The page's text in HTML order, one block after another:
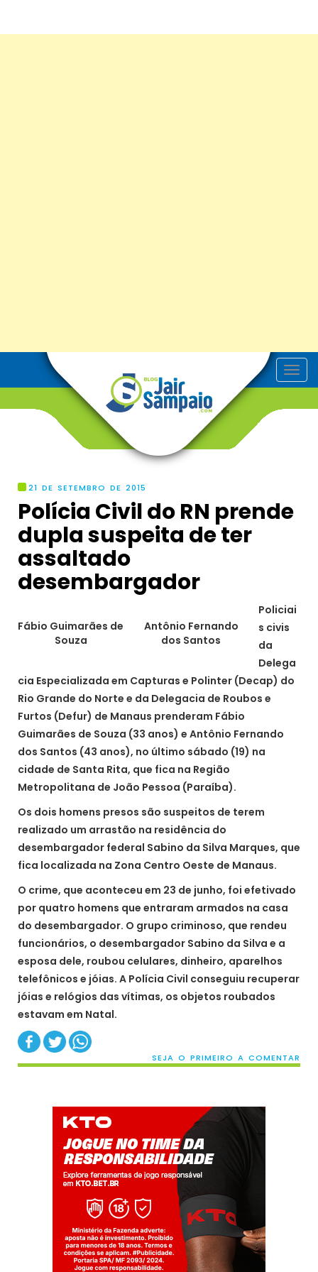
T
o
t
i
21 DE SETEMBRO DE 2015
Polícia Civil do RN prende
dupla suspeita de ter
assaltado
desembargador
Fábio Guimarães de
Souza
Antônio Fernando
dos Santos
Policiai
s civis
da
Delega
cia Especializada em Capturas e Polinter (Decap) do
Rio Grande do Norte e da Delegacia de Roubos e
Furtos (Defur) de Manaus prenderam Fábio
Guimarães de Souza (33 anos) e Antônio Fernando
dos Santos (43 anos), no último sábado (19) na
cidade de Santa Rita, que fica na Região
Metropolitana de João Pessoa (Paraíba).
Os dois homens presos são suspeitos de terem
realizado um arrastão na residência do
desembargador federal Sabino da Silva Marques, que
fica localizada na Zona Centro Oeste de Manaus.
O crime, que aconteceu em 23 de junho, foi efetivado
por quatro homens que entraram armados na casa
do desembargador. O grupo criminoso, que rendeu
funcionários, o desembargador Sabino da Silva e a
esposa dele, roubou celulares, dinheiro, aparelhos
telefônicos e jóias. A Polícia Civil conseguiu recuperar
jóias e relógios das vítimas, os objetos roubados
estavam em Natal.
SEJA O PRIMEIRO A COMENTAR